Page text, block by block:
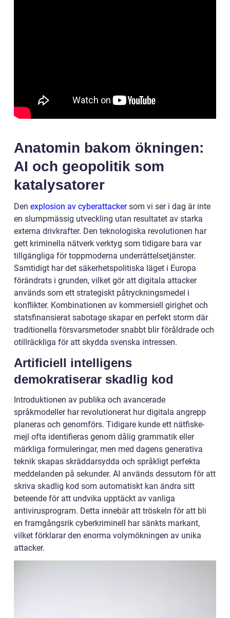
Anatomin bakom ökningen:
AI och geopolitik som
katalysatorer
Den explosion av cyberattackersom vi ser i dag är inte
en slumpmässig utveckling utan resultatet av starka
externa drivkrafter. Den teknologiska revolutionen har
gett kriminella nätverk verktyg som tidigare bara var
tillgängliga för toppmoderna underrättelsetjänster.
Samtidigt har det säkerhetspolitiska läget i Europa
förändrats i grunden, vilket gör att digitala attacker
används som ett strategiskt påtryckningsmedel i
konflikter. Kombinationen av kommersiell girighet och
statsfinansierat sabotage skapar en perfekt storm där
traditionella försvarsmetoder snabbt blir föråldrade och
otillräckliga för att skydda svenska intressen.
Artificiell intelligens
demokratiserar skadlig kod
Introduktionen av publika och avancerade
språkmodeller har revolutionerat hur digitala angrepp
planeras och genomförs. Tidigare kunde ett nätfiske-
mejl ofta identifieras genom dålig grammatik eller
märkliga formuleringar, men med dagens generativa
teknik skapas skräddarsydda och språkligt perfekta
meddelanden på sekunder. AI används dessutom för att
skriva skadlig kod som automatiskt kan ändra sitt
beteende för att undvika upptäckt av vanliga
antivirusprogram. Detta innebär att tröskeln för att bli
en framgångsrik cyberkriminell har sänkts markant,
vilket förklarar den enorma volymökningen av unika
attacker.